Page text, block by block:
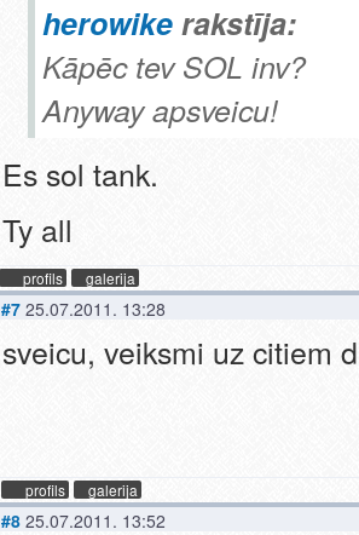
herowikerakstīja:
Kāpēc tev SOL inv?
Anyway apsveicu!
Es sol tank.
Ty all
profils galerija
#7 25.07.2011. 13:28
sveicu, veiksmi uz citiem
profils galerija
#8 25.07.2011. 13:52